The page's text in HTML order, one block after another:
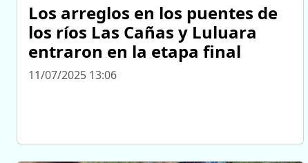
Los arreglos en los puentes de
los ríos Las Cañas y Luluara
entraron en la etapa final
11/07/2025 13:06